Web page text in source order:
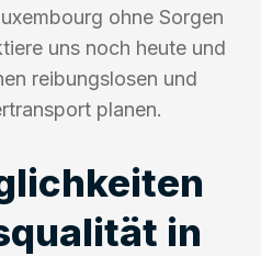
ohne Sorgen
uns noch heute und
reibungslosen und
planen.
in